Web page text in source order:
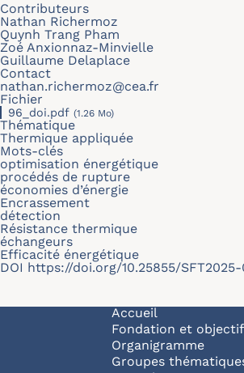
Contributeurs
Nathan Richermoz
Quynh Trang Pham
Zoé Anxionnaz-Minvielle
Guillaume Delaplace
Contact
nathan.richermoz@cea.fr
Fichier
96_doi.pdf (1.26 Mo)
Thématique
Thermique appliquée
Mots-clés
optimisation énergétique
procédés de rupture
économies d’énergie
Encrassement
détection
Résistance thermique
échangeurs
Efficacité énergétique
DOI https://doi.org/10.25855/
Navigation
Accueil
Fondation et
Organigramme
Groupes